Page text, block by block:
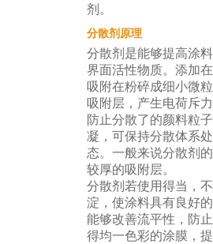
剂。
分散剂原理
分散剂是能够提高涂
界面活性物质。添加
吸附在粉碎成细小微
吸附层，产生电荷斥
防止分散了的颜料粒
凝，可保持分散体系
态。一般来说分散剂
较厚的吸附层。
分散剂若使用得当，
淀，使涂料具有良好
能够改善流平性，防
得均一色彩的涂膜，